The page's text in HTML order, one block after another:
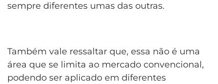
sempre diferentes umas das outras.
Também vale ressaltar que, essa não é uma
área que se limita ao mercado convencional,
podendo ser aplicado em diferentes